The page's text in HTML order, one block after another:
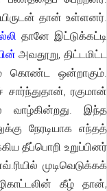
தான் உள்ளனர்.
தானே இட்டுக்கட்டி
அவதூறு, திட்டமிட்ட
கொண்ட ஒன்றாகும்.
ரகுமான்
இந்த
நேரடியாக எந்தத்
தீப்பொறி உறுப்பினர்
முடிவெடுக்கக்
கீழ் தான்,